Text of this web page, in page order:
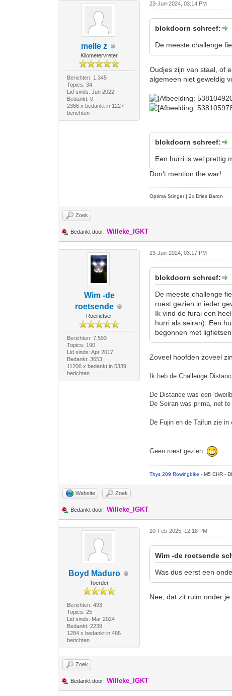
melle z
Kilometervreter
Berichten: 1.345
Topics: 34
Lid sinds: Jun 2022
Bedankt: 0
2366 x bedankt in 1227
berichten
23-Jun-2024, 03:14 PM
blokdoorn schreef:
De meeste challenge
Oudjes zijn van staal, of
algemeen niet geweldig
blokdoorn schreef:
Een hurri is wel prettig
Don't mention the war!
Optima Stinger |2x Dries Baron
Zoek
Bedankt door: Willeke_IGKT
Wim -de
roetsende
Roeifietser
Berichten: 7.593
Topics: 190
Lid sinds: Apr 2017
Bedankt: 3653
11206 x bedankt in 5339
berichten
23-Jun-2024, 03:17 PM
blokdoorn schreef:
De meeste challenge
roest gezien in ieder
Ik vind de furai een
hurri als seiran). Een
begonnen met ligfietsen.
Zoveel hoofden zoveel
Ik heb de Challenge
De Distance was een
De Seiran was prima, net
De Fujin en de Taifun zie in
Geen roest gezien
Thys 209 Rowingbike- M5 CHR -
Website Zoek
Bedankt door: Willeke_IGKT
Boyd Maduro
Toerder
Berichten: 493
Topics: 25
Lid sinds: Mar 2024
Bedankt: 2239
1284 x bedankt in 486
berichten
20-Feb-2025, 12:18 PM
Wim -de roetsende
Was dus eerst een
Nee, dat zit ruim onder je
Zoek
Bedankt door: Willeke_IGKT